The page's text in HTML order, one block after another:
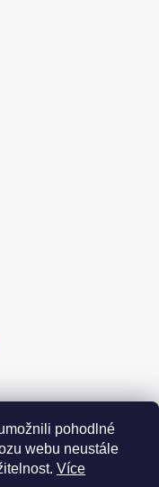
pohodlné
webu neustále
Více